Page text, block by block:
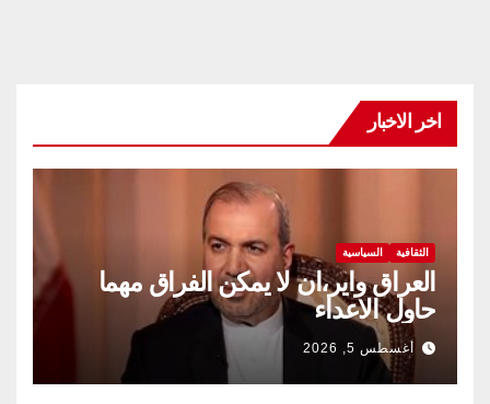
اخر الاخبار
الثقافية السياسية
العراق واير،ان لا يمكن الفراق مهما
حاول الاعداء
أغسطس 5, 2026